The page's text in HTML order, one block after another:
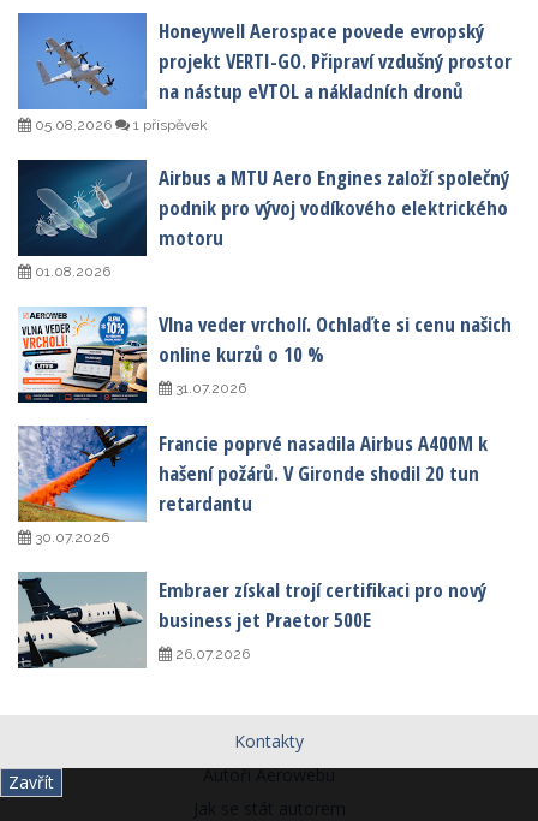
Zavřít
Honeywell Aerospace povede evropský
projekt VERTI-GO. Připraví vzdušný prostor
na nástup eVTOL a nákladních dronů
05.08.2026 1 příspěvek
Airbus a MTU Aero Engines založí společný
podnik pro vývoj vodíkového elektrického
motoru
01.08.2026
Vlna veder vrcholí. Ochlaďte si cenu našich
online kurzů o 10 %
31.07.2026
Francie poprvé nasadila Airbus A400M k
hašení požárů. V Gironde shodil 20 tun
retardantu
30.07.2026
Embraer získal trojí certifikaci pro nový
business jet Praetor 500E
26.07.2026
Kontakty
Autoři Aerowebu